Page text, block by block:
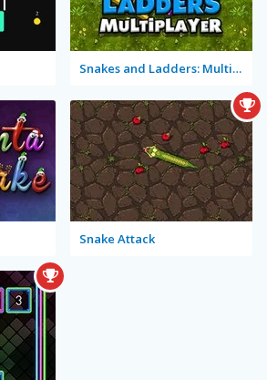
Snakes and Ladders: Multiplayer
Snake Attack